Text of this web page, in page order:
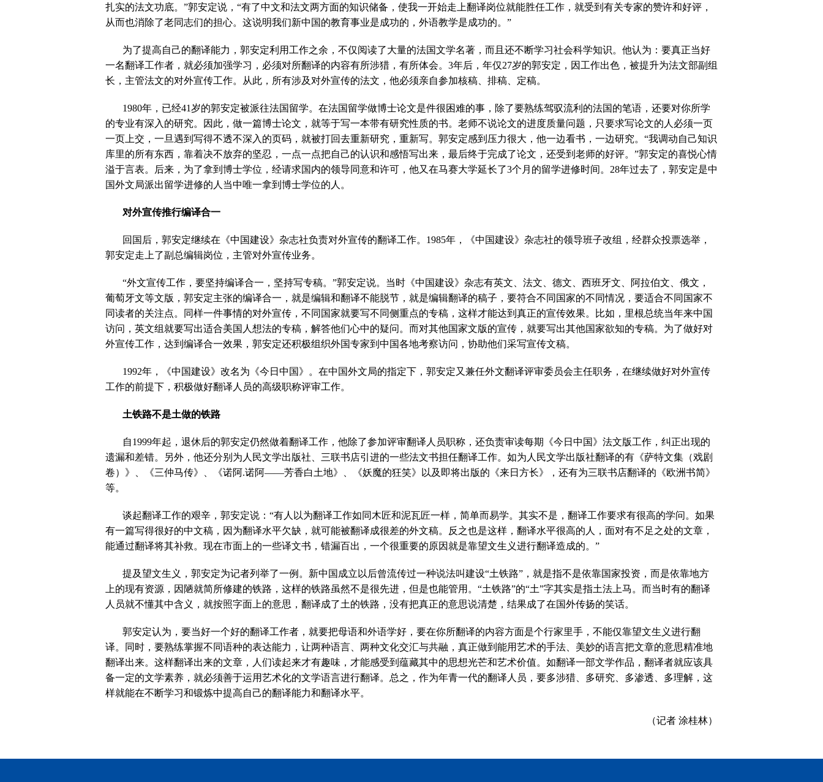
扎实的法文功底。”郭安定说，“有了中文和法文两方面的知识储备，使我一开始走上翻译岗位就能胜任工作，就受到有关专家的赞许和好评，
从而也消除了老同志们的担心。这说明我们新中国的教育事业是成功的，外语教学是成功的。”
为了提高自己的翻译能力，郭安定利用工作之余，不仅阅读了大量的法国文学名著，而且还不断学习社会科学知识。他认为：要真正当好
一名翻译工作者，就必须加强学习，必须对所翻译的内容有所涉猎，有所体会。 3年后，年仅27岁的郭安定，因工作出色，被提升为法文部副组
长，主管法文的对外宣传工作。从此，所有涉及对外宣传的法文，他必须亲自参加核稿、排稿、定稿。
1980年，已经41岁的郭安定被派往法国留学。在法国留学做博士论文是件很困难的事，除了要熟练驾驭流利的法国的笔语，还要对你所学
的专业有深入的研究。因此，做一篇博士论文，就等于写一本带有研究性质的书。老师不说论文的进度质量问题，只要求写论文的人必须一页
一页上交，一旦遇到写得不透不深入的页码，就被打回去重新研究，重新写。郭安定感到压力很大，他一边看书，一边研究。“我调动自己知识
库里的所有东西，靠着决不放弃的坚忍，一点一点把自己的认识和感悟写出来，最后终于完成了论文，还受到老师的好评。”郭安定的喜悦心情
溢于言表。后来，为了拿到博士学位，经请求国内的领导同意和许可，他又在马赛大学延长了3个月的留学进修时间。 28年过去了，郭安定是中
国外文局派出留学进修的人当中唯一拿到博士学位的人。
对外宣传推行编译合一
回国后，郭安定继续在《中国建设》杂志社负责对外宣传的翻译工作。 1985年，《中国建设》杂志社的领导班子改组，经群众投票选举，
郭安定走上了副总编辑岗位，主管对外宣传业务。
“外文宣传工作，要坚持编译合一，坚持写专稿。”郭安定说。当时《中国建设》杂志有英文、法文、德文、西班牙文、阿拉伯文、俄文，
葡萄牙文等文版，郭安定主张的编译合一，就是编辑和翻译不能脱节，就是编辑翻译的稿子，要符合不同国家的不同情况，要适合不同国家不
同读者的关注点。同样一件事情的对外宣传，不同国家就要写不同侧重点的专稿，这样才能达到真正的宣传效果。比如，里根总统当年来中国
访问，英文组就要写出适合美国人想法的专稿，解答他们心中的疑问。而对其他国家文版的宣传，就要写出其他国家欲知的专稿。为了做好对
外宣传工作，达到编译合一效果，郭安定还积极组织外国专家到中国各地考察访问，协助他们采写宣传文稿。
1992年，《中国建设》改名为《今日中国》。在中国外文局的指定下，郭安定又兼任外文翻译评审委员会主任职务，在继续做好对外宣传
工作的前提下，积极做好翻译人员的高级职称评审工作。
土铁路不是土做的铁路
自1999年起，退休后的郭安定仍然做着翻译工作，他除了参加评审翻译人员职称，还负责审读每期《今日中国》法文版工作，纠正出现的
遗漏和差错。另外，他还分别为人民文学出版社、三联书店引进的一些法文书担任翻译工作。如为人民文学出版社翻译的有《萨特文集（戏剧
卷）》、《三仲马传》、《诺阿.诺阿——芳香白土地》、《妖魔的狂笑》以及即将出版的《来日方长》，还有为三联书店翻译的《欧洲书简》
等。
谈起翻译工作的艰辛，郭安定说：“有人以为翻译工作如同木匠和泥瓦匠一样，简单而易学。其实不是，翻译工作要求有很高的学问。如果
有一篇写得很好的中文稿，因为翻译水平欠缺，就可能被翻译成很差的外文稿。反之也是这样，翻译水平很高的人，面对有不足之处的文章，
能通过翻译将其补救。现在市面上的一些译文书，错漏百出，一个很重要的原因就是靠望文生义进行翻译造成的。”
提及望文生义，郭安定为记者列举了一例。新中国成立以后曾流传过一种说法叫建设“土铁路”，就是指不是依靠国家投资，而是依靠地方
上的现有资源，因陋就简所修建的铁路，这样的铁路虽然不是很先进，但是也能管用。“土铁路”的“土”字其实是指土法上马。而当时有的翻译
人员就不懂其中含义，就按照字面上的意思，翻译成了土的铁路，没有把真正的意思说清楚，结果成了在国外传扬的笑话。
郭安定认为，要当好一个好的翻译工作者，就要把母语和外语学好，要在你所翻译的内容方面是个行家里手，不能仅靠望文生义进行翻
译。同时，要熟练掌握不同语种的表达能力，让两种语言、两种文化交汇与共融，真正做到能用艺术的手法、美妙的语言把文章的意思精准地
翻译出来。这样翻译出来的文章，人们读起来才有趣味，才能感受到蕴藏其中的思想光芒和艺术价值。如翻译一部文学作品，翻译者就应该具
备一定的文学素养，就必须善于运用艺术化的文学语言进行翻译。总之，作为年青一代的翻译人员，要多涉猎、多研究、多渗透、多理解，这
样就能在不断学习和锻炼中提高自己的翻译能力和翻译水平。
（记者 涂桂林）